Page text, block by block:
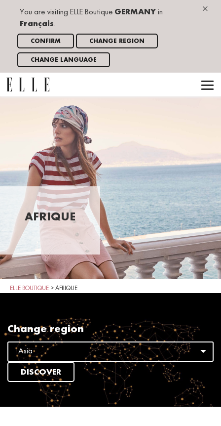
×
You are visiting ELLE Boutique GERMANY in
Français.
CONFIRM CHANGE REGION
CHANGE LANGUAGE
AFRIQUE
ELLE BOUTIQUE > AFRIQUE
Change region
DISCOVER